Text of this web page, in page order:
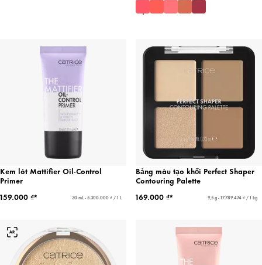
Kem lót Mattifier Oil-Control
Primer
159.000 ₫*
30 mL - 5.300.000 ₫ / 1 L
Bảng màu tạo khối Perfect Shaper
Contouring Palette
169.000 ₫*
9,5 g - 17.789.474 ₫ / 1 kg